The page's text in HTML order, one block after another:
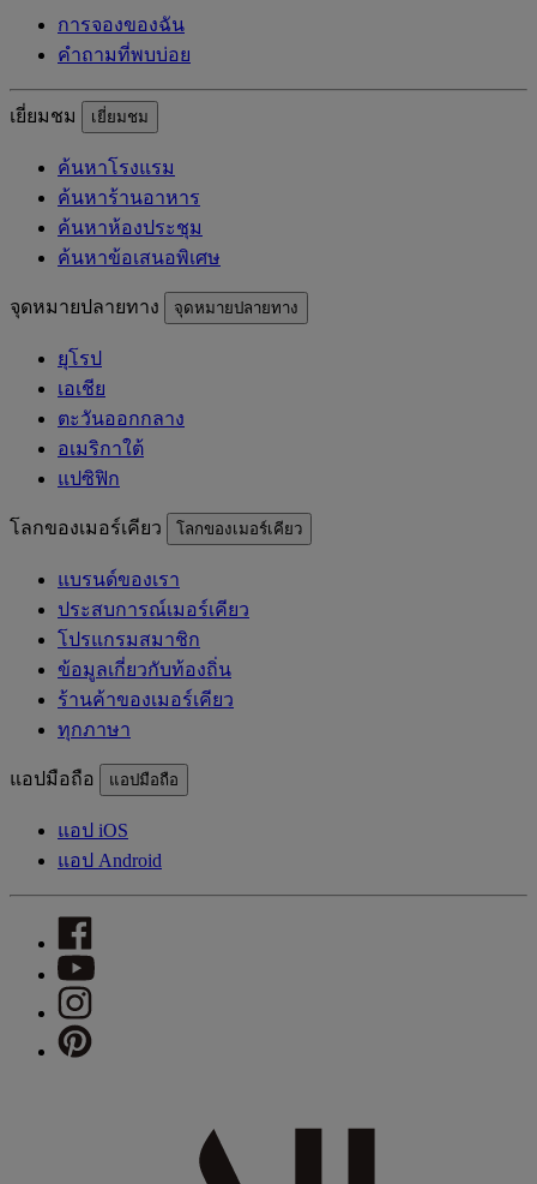
การจองของฉัน
คำถามที่พบบ่อย
เยี่ยมชม เยี่ยมชม
ค้นหาโรงแรม
ค้นหาร้านอาหาร
ค้นหาห้องประชุม
ค้นหาข้อเสนอพิเศษ
จุดหมายปลายทาง จุดหมายปลายทาง
ยุโรป
เอเชีย
ตะวันออกกลาง
อเมริกาใต้
แปซิฟิก
โลกของเมอร์เคียว โลกของเมอร์เคียว
แบรนด์ของเรา
ประสบการณ์เมอร์เคียว
โปรแกรมสมาชิก
ข้อมูลเกี่ยวกับท้องถิ่น
ร้านค้าของเมอร์เคียว
ทุกภาษา
แอปมือถือ แอปมือถือ
แอป iOS
แอป Android